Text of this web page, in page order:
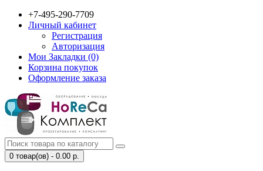
+7-495-290-7709
Личный кабинет
Регистрация
Авторизация
Мои Закладки (0)
Корзина покупок
Оформление заказа
0 товар(ов) - 0.00 р.